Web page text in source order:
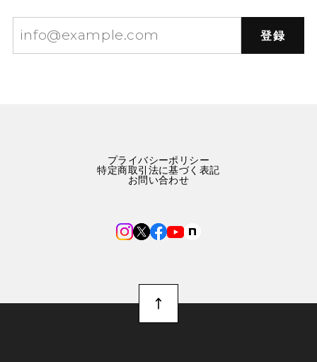
登録
プライバシーポリシー
特定商取引法に基づく表記
お問い合わせ